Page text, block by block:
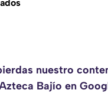
nuestro
Bajío en